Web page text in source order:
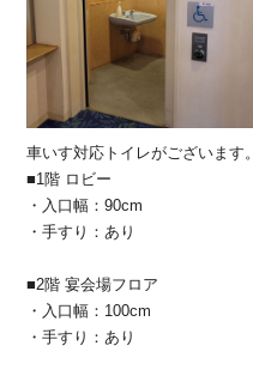
車いす対応トイレがございます。
■1階 ロビー
・入口幅：90cm
・手すり：あり
■2階 宴会場フロア
・入口幅：100cm
・手すり：あり